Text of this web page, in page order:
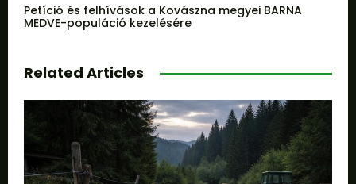
Petíció és felhívások a Kovászna megyei BARNA
MEDVE-populáció kezelésére
Related Articles